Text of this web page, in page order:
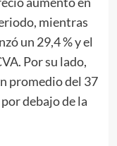
mientras
un 29,4 % y el
Por su lado,
promedio del 37
debajo de la